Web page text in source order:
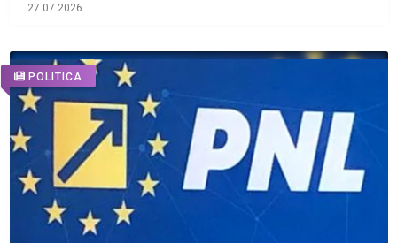
27.07.2026
POLITICA